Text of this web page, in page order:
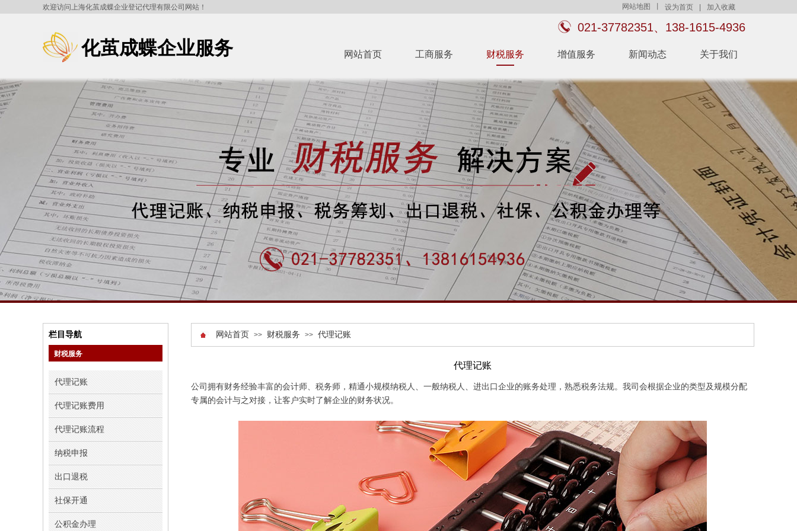
化茧成蝶企业服务
021-37782351、138-1615-4936
网站首页 工商服务 财税服务 增值服务 新闻动态 关于我们
网站地图 设为首页 加入收藏
欢迎访问上海化茧成蝶企业登记代理有限公司网站！
代理记账
代理记账费用
代理记账流程
纳税申报
出口退税
社保开通
公积金办理
栏目导航
财税服务
网站首页 >> 财税服务 >> 代理记账
代理记账
公司拥有财务经验丰富的会计师、税务师，精通小规模纳税人、一般纳税人、进出口企业的账务处理，熟悉税务法规。我司会根据企业的类型及规模分配
专属的会计与之对接，让客户实时了解企业的财务状况。